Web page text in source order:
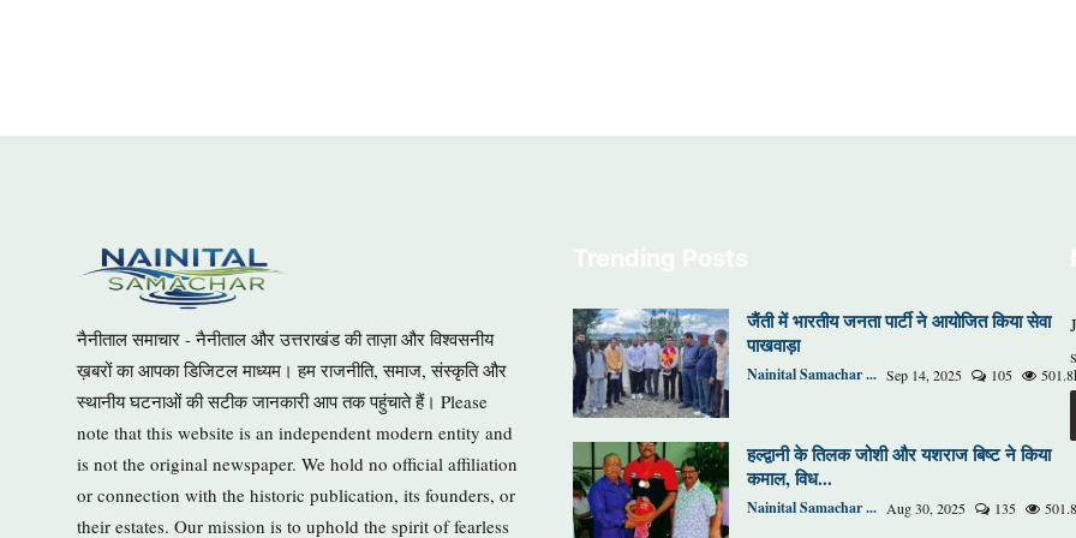
नैनीताल समाचार - नैनीताल और उत्तराखंड की ताज़ा और विश्वसनीय
ख़बरों का आपका डिजिटल माध्यम। हम राजनीति, समाज, संस्कृति और
स्थानीय घटनाओं की सटीक जानकारी आप तक पहुंचाते हैं। Please
note that this website is an independent modern entity and
is not the original newspaper. We hold no official affiliation
or connection with the historic publication, its founders, or
their estates. Our mission is to uphold the spirit of fearless
Trending Posts
जैंती में भारतीय जनता पार्टी ने आयोजित किया सेवा
पाखवाड़ा
Nainital Samachar ... Sep 14, 2025 105
हल्द्वानी के तिलक जोशी और यशराज बिष्ट ने किया
कमाल, विध...
Nainital Samachar ... Aug 30, 2025 135